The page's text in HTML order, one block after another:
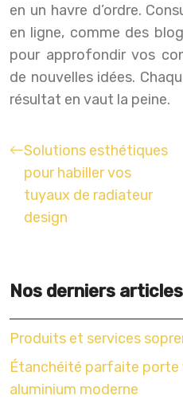
en un havre d’ordre.
en ligne, comme des
pour approfondir vos
de nouvelles idées.
résultat en vaut la peine.
Solutions esthétiques
pour habiller vos
tuyaux de radiateur
design
Nos derniers articles
Produits et services
Étanchéité parfaite porte
aluminium moderne